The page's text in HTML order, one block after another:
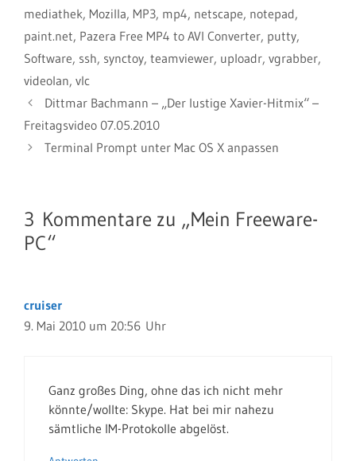
mediathek, Mozilla, MP3, mp4, netscape, notepad,
paint.net, Pazera Free MP4 to AVI Converter, putty,
Software, ssh, synctoy, teamviewer, uploadr, vgrabber,
videolan, vlc
Dittmar Bachmann – „Der lustige Xavier-Hitmix“ –
Freitagsvideo 07.05.2010
Terminal Prompt unter Mac OS X anpassen
3 Kommentare zu „Mein Freeware-
PC“
cruiser
9. Mai 2010 um 20:56 Uhr
Ganz großes Ding, ohne das ich nicht mehr
könnte/wollte: Skype. Hat bei mir nahezu
sämtliche IM-Protokolle abgelöst.